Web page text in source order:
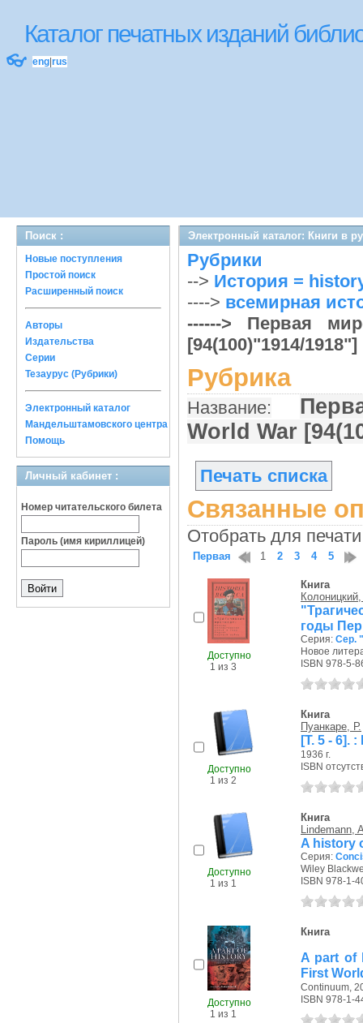
Каталог печатных изданий
👓 eng rus
Поиск :
Новые поступления
Простой поиск
Расширенный поиск
Авторы
Издательства
Серии
Тезаурус (Рубрики)
Электронный каталог
Мандельштамовского центра
Помощь
Личный кабинет :
Номер читательского билета
Пароль (имя кириллицей)
Электронный каталог: Книги в
Рубрики
--> История =
----> всемирная
------> Первая
[94(100)"1914/1918"]
Рубрика
Название:
World War
Печать списка
Связанные
Отобрать для
Первая 1 2 3 4 5
Доступно
1 из 3
Книга
годы
Серия: Сер.
Новое
ISBN 978-5-
Доступно
1 из 2
Книга
Пуанкаре, Р.
[Т. 5 - 6].
1936 г.
ISBN
Доступно
1 из 1
Книга
Lindemann,
A history
Серия:
Wiley
ISBN 978-1-
Доступно
1 из 1
Книга
A part of
First
Continuum,
ISBN 978-1-